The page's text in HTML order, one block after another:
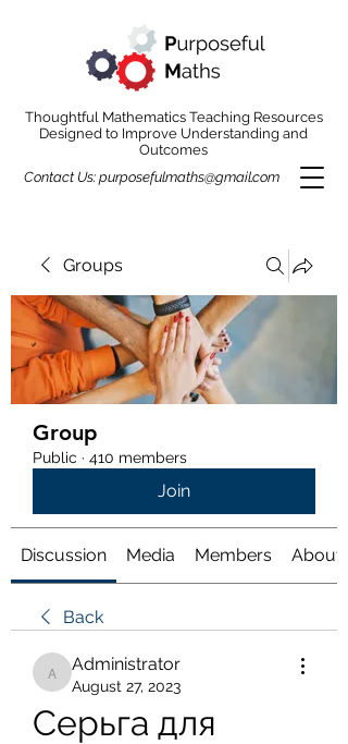
Thoughtful Mathematics Teaching Resources
Designed to Improve Understanding and
Outcomes
Contact Us: purposefulmaths@gmail.com
Groups
Group
Public · 410 members
Join
Discussion Media Members About
Back
Administrator
Administrator
August 27, 2023
Серьга для